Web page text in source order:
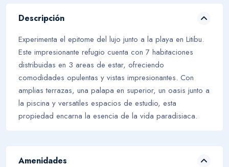
Descripción
Experimenta el epitome del lujo junto a la playa en Litibu.
Este impresionante refugio cuenta con 7 habitaciones
distribuidas en 3 areas de estar, ofreciendo
comodidades opulentas y vistas impresionantes. Con
amplias terrazas, una palapa en superior, un oasis junto a
la piscina y versatiles espacios de estudio, esta
propiedad encarna la esencia de la vida paradisiaca.
Amenidades